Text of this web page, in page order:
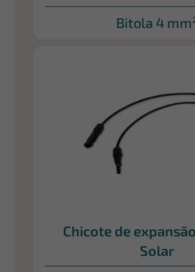
Bitola 4
Chicote de
Solar